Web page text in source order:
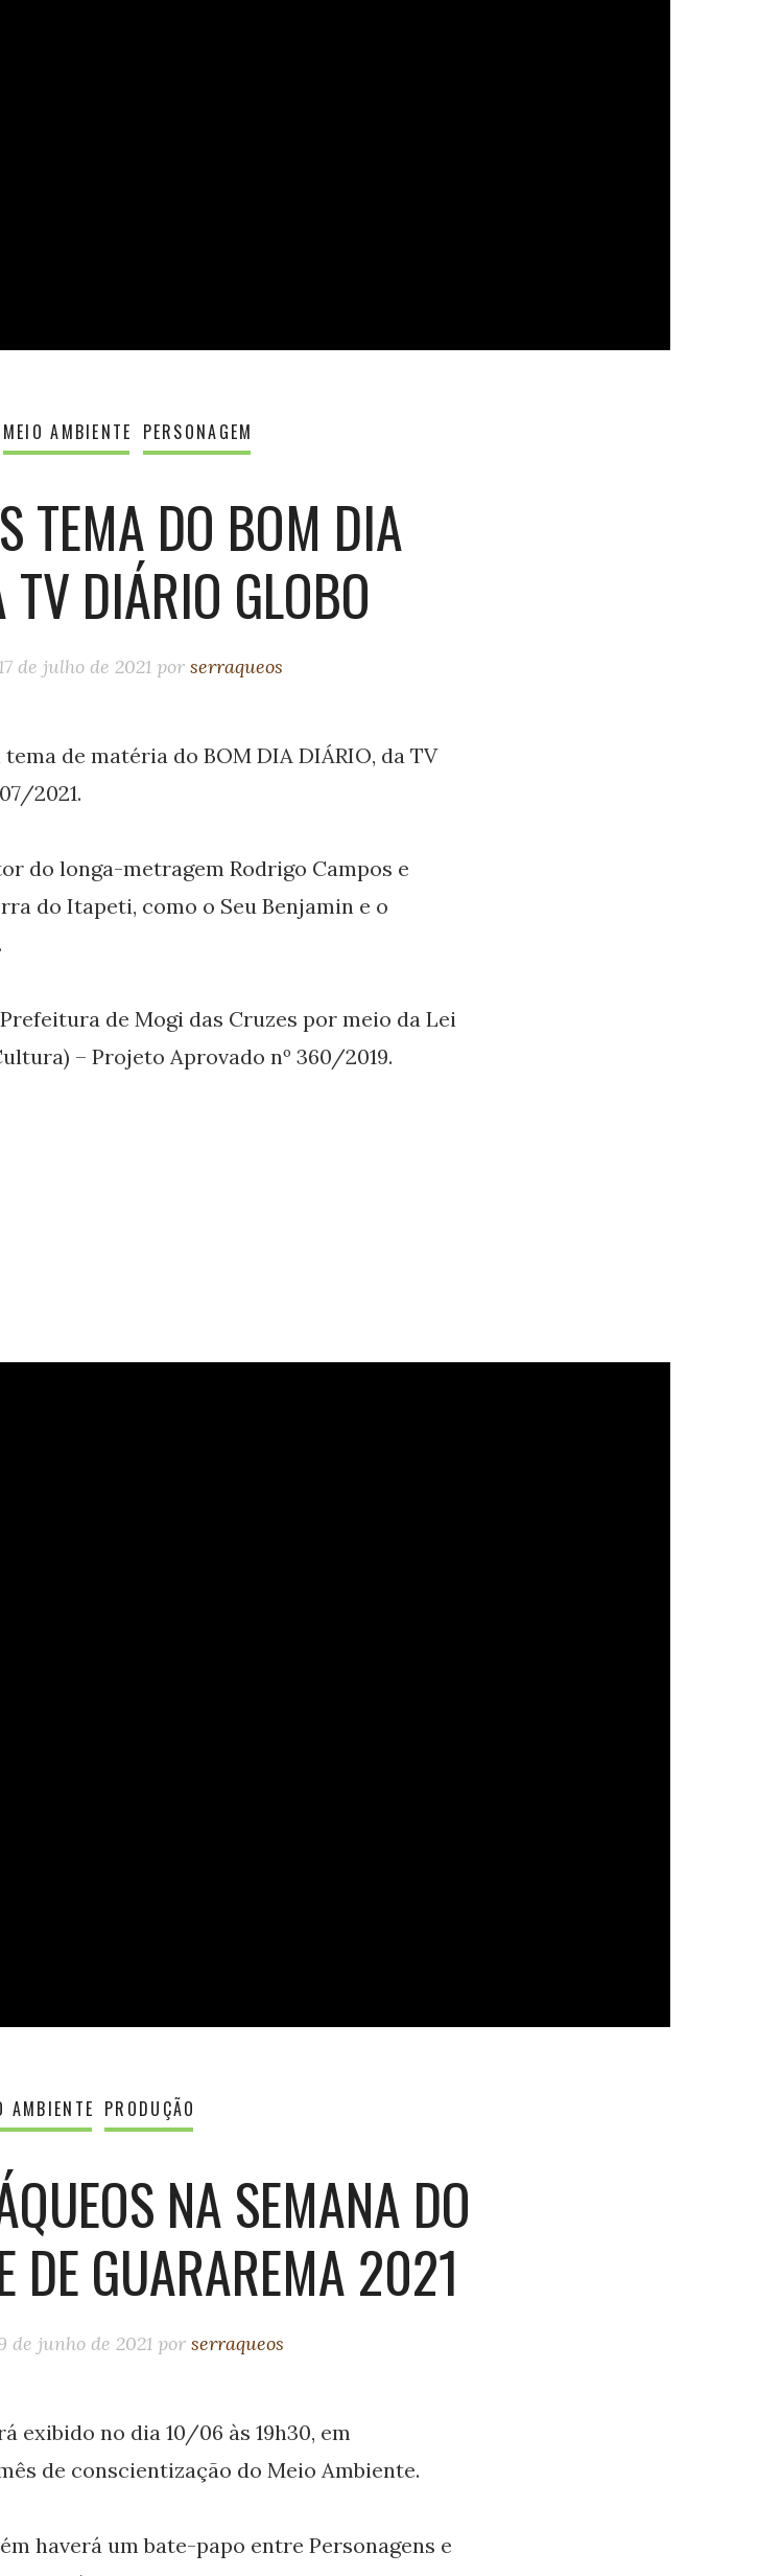
MEIO AMBIENTE PERSONAGEM
TEMA DO BOM DIA
DIÁRIO GLOBO
17 de julho de 2021 por serraqueos
de matéria do BOM DIA DIÁRIO, da TV
2021.
do longa-metragem Rodrigo Campos e
do Itapeti, como o Seu Benjamin e o
de Mogi das Cruzes por meio da Lei
– Projeto Aprovado nº 360/2019.
AMBIENTE PRODUÇÃO
NA SEMANA DO
DE GUARAREMA 2021
de junho de 2021 por serraqueos
exibido no dia 10/06 às 19h30, em
de conscientização do Meio Ambiente.
haverá um bate-papo entre Personagens e